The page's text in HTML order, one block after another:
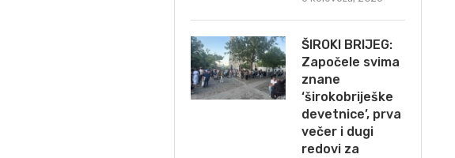
ŠIROKI BRIJEG:
Započele svima
znane
‘širokobriješke
devetnice’, prva
večer i dugi
redovi za